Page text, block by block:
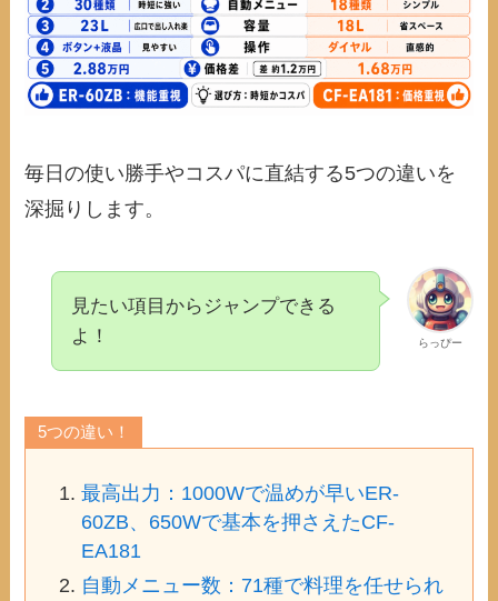
毎日の使い勝手やコスパに直結する5つの違いを
深掘りします。
らっぴー
見たい項目からジャンプできる
よ！
5つの違い！
最高出力：1000Wで温めが早いER-
60ZB、650Wで基本を押さえたCF-
EA181
自動メニュー数：71種で料理を任せられ